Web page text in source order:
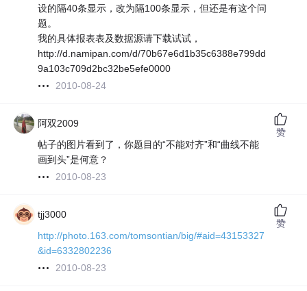
设的隔40条显示，改为隔100条显示，但还是有这个问
题。
我的具体报表表及数据源请下载试试，
http://d.namipan.com/d/70b67e6d1b35c6388e799dd
9a103c709d2bc32be5efe0000
2010-08-24
阿双2009
帖子的图片看到了，你题目的“不能对齐”和“曲线不能
画到头”是何意？
2010-08-23
赞
tjj3000
http://photo.163.com/tomsontian/big/#aid=43153327
&id=6332802236
2010-08-23
赞